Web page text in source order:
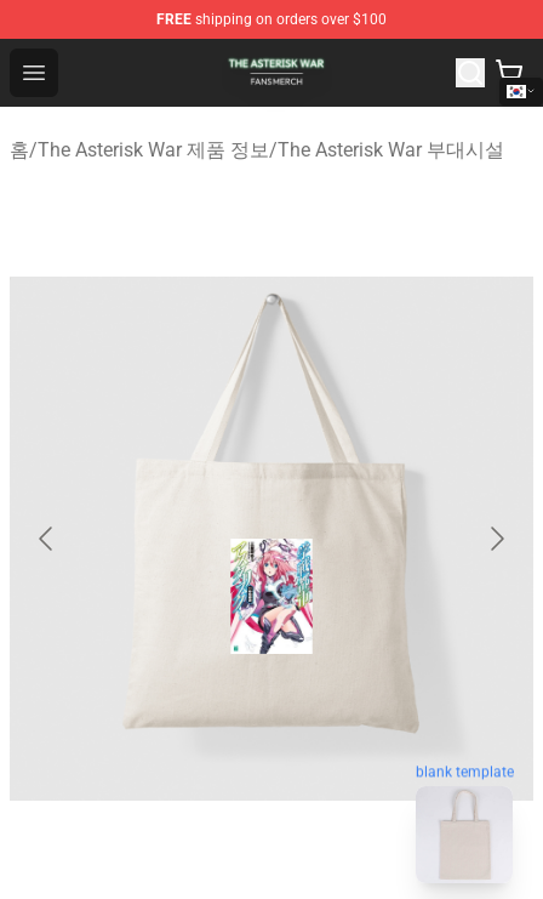
FREE shipping on orders over $100
Open menu
The Asterisk War Shop - Official The Asterisk War
홈/The Asterisk War 제품 정보/The Asterisk War 부대시설
blank template